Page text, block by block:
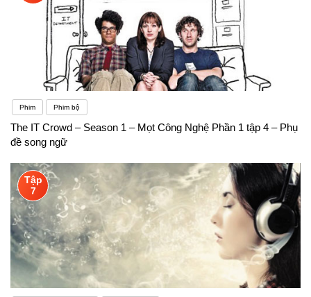
Phim Phim bộ
The IT Crowd – Season 1 – Mọt Công Nghệ Phần 1 tập 4 – Phụ
đề song ngữ
Tập
7